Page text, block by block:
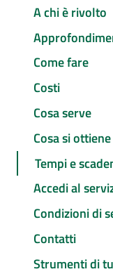
A chi è rivolto
Come fare
Costi
Cosa serve
Cosa si ottiene
Tempi e
Accedi al
Condizioni di
Contatti
Strumenti di